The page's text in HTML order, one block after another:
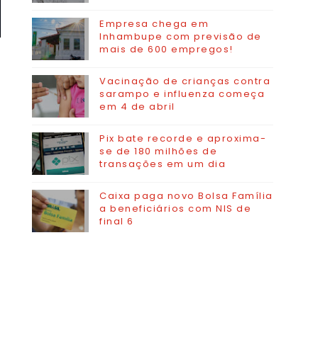
Empresa chega em
Inhambupe com previsão de
mais de 600 empregos!
Vacinação de crianças contra
sarampo e influenza começa
em 4 de abril
Pix bate recorde e aproxima-
se de 180 milhões de
transações em um dia
Caixa paga novo Bolsa Família
a beneficiários com NIS de
final 6